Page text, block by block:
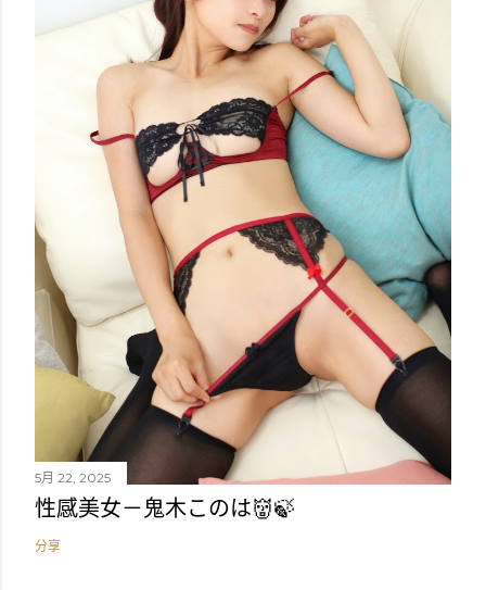
5月 22, 2025
性感美女－鬼木このは👹🍃
分享